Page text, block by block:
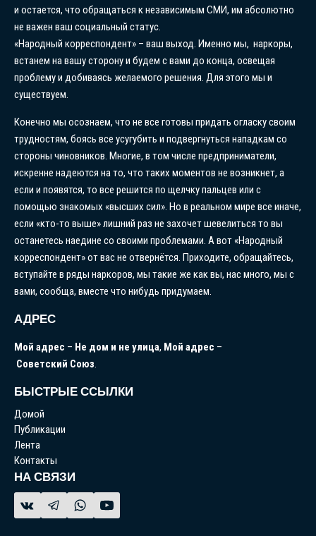
и остается, что обращаться к независимым СМИ, им абсолютно
не важен ваш социальный статус.
«Народный корреспондент» – ваш выход. Именно мы, наркоры,
встанем на вашу сторону и будем с вами до конца, освещая
проблему и добиваясь желаемого решения. Для этого мы и
существуем.
Конечно мы осознаем, что не все готовы придать огласку своим
трудностям, боясь все усугубить и подвергнуться нападкам со
стороны чиновников. Многие, в том числе предприниматели,
искренне надеются на то, что таких моментов не возникнет, а
если и появятся, то все решится по щелчку пальцев или с
помощью знакомых «высших сил». Но в реальном мире все иначе,
если «кто-то выше» лишний раз не захочет шевелиться то вы
останетесь наедине со своими проблемами. А вот «Народный
корреспондент» от вас не отвернётся. Приходите, обращайтесь,
вступайте в ряды наркоров, мы такие же как вы, нас много, мы с
вами, сообща, вместе что нибудь придумаем.
АДРЕС
Мой адрес – Не дом и не улица, Мой адрес –
Советский Союз.
БЫСТРЫЕ ССЫЛКИ
Домой
Публикации
Лента
Контакты
НА СВЯЗИ